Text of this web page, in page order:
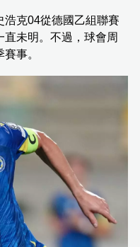
浩克04從德國乙組聯賽
未明。不過，球會周
事。